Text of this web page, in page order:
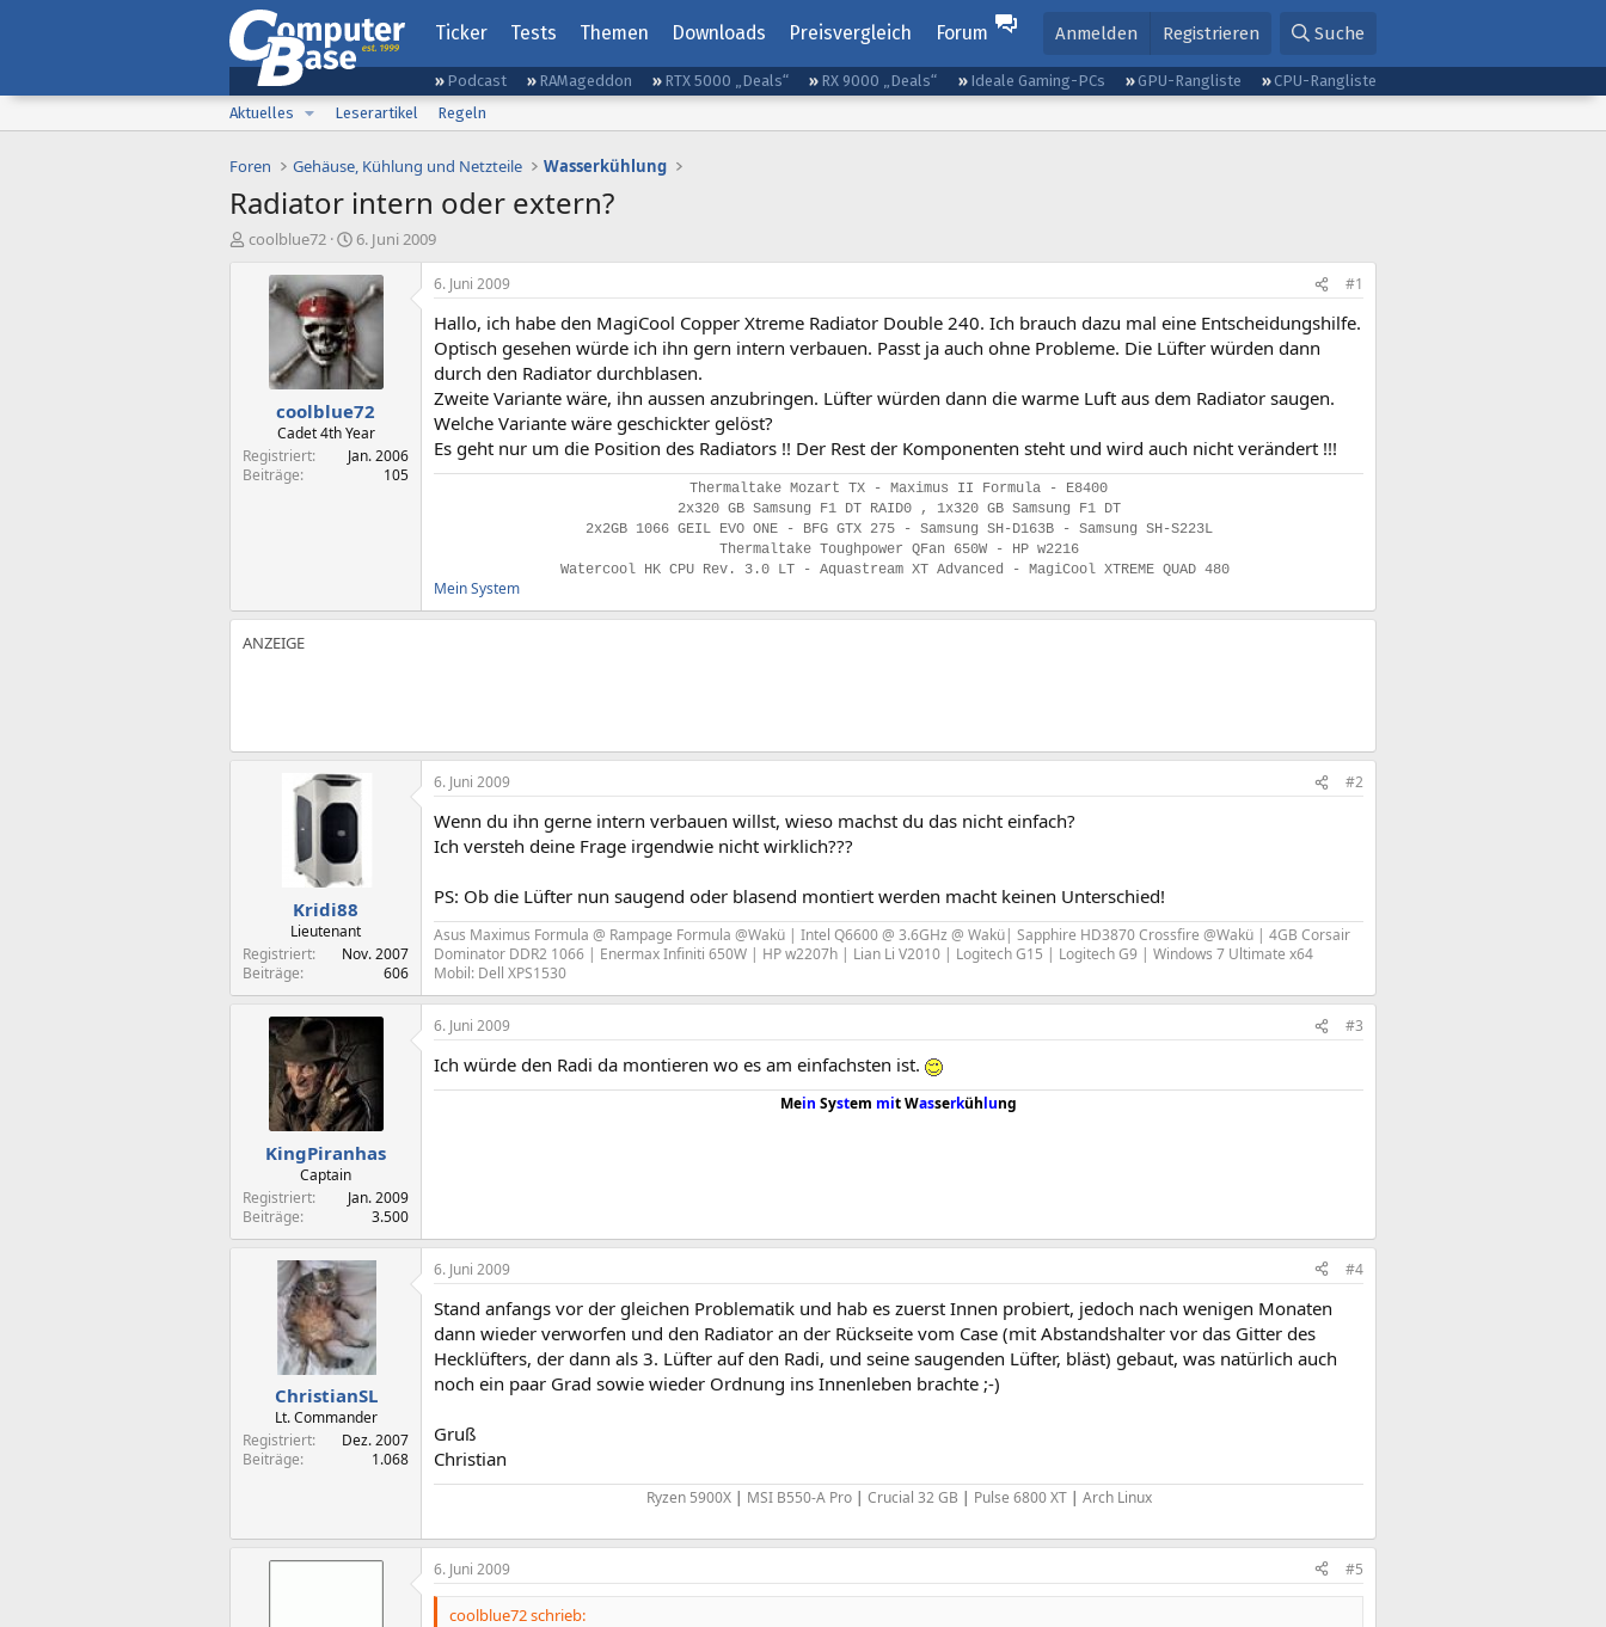
Ticker Tests Themen Downloads Preisvergleich Forum Anmelden Registrieren Suche
Podcast RAMageddon RTX 5000 „Deals“ RX 9000 „Deals“ Ideale Gaming-PCs GPU-Rangliste
CPU-Rangliste
Aktuelles
Leserartikel Regeln
Foren Gehäuse, Kühlung und Netzteile Wasserkühlung
Radiator intern oder extern?
E
coolblue72
E
s
t
e
l
l
t
a
m
6. Juni 2009
coolblue72
Cadet 4th Year
Registriert
Jan. 2006
Beiträge
105
6. Juni 2009 #1
Hallo, ich habe den MagiCool Copper Xtreme Radiator Double 240. Ich brauch dazu mal eine Entscheidungshilfe.
Optisch gesehen würde ich ihn gern intern verbauen. Passt ja auch ohne Probleme. Die Lüfter würden dann
durch den Radiator durchblasen.
Zweite Variante wäre, ihn aussen anzubringen. Lüfter würden dann die warme Luft aus dem Radiator saugen.
Welche Variante wäre geschickter gelöst?
Es geht nur um die Position des Radiators !! Der Rest der Komponenten steht und wird auch nicht verändert !!!
Thermaltake Mozart TX - Maximus II Formula - E8400
2x320 GB Samsung F1 DT RAID0 , 1x320 GB Samsung F1 DT
2x2GB 1066 GEIL EVO ONE - BFG GTX 275 - Samsung SH-D163B - Samsung SH-S223L
Thermaltake Toughpower QFan 650W - HP w2216
Watercool HK CPU Rev. 3.0 LT - Aquastream XT Advanced - MagiCool XTREME QUAD 480
Mein System
Kridi88
Lieutenant
Registriert
Nov. 2007
Beiträge
606
6. Juni 2009 #2
Wenn du ihn gerne intern verbauen willst, wieso machst du das nicht einfach?
Ich versteh deine Frage irgendwie nicht wirklich???
PS: Ob die Lüfter nun saugend oder blasend montiert werden macht keinen Unterschied!
Asus Maximus Formula @ Rampage Formula @Wakü | Intel Q6600 @ 3.6GHz @ Wakü| Sapphire HD3870 Crossfire @Wakü | 4GB Corsair
Dominator DDR2 1066 | Enermax Infiniti 650W | HP w2207h | Lian Li V2010 | Logitech G15 | Logitech G9 | Windows 7 Ultimate x64
Mobil: Dell XPS1530
KingPiranhas
Captain
Registriert
Jan. 2009
Beiträge
3.500
6. Juni 2009 #3
Ich würde den Radi da montieren wo es am einfachsten ist.
Mein System mit Wasserkühlung
ChristianSL
Lt. Commander
Registriert
Dez. 2007
Beiträge
1.068
6. Juni 2009 #4
Stand anfangs vor der gleichen Problematik und hab es zuerst Innen probiert, jedoch nach wenigen Monaten
dann wieder verworfen und den Radiator an der Rückseite vom Case (mit Abstandshalter vor das Gitter des
Hecklüfters, der dann als 3. Lüfter auf den Radi, und seine saugenden Lüfter, bläst) gebaut, was natürlich auch
noch ein paar Grad sowie wieder Ordnung ins Innenleben brachte ;-)
Gruß
Christian
Ryzen 5900X | MSI B550-A Pro | Crucial 32 GB | Pulse 6800 XT | Arch Linux
6. Juni 2009 #5
coolblue72 schrieb: